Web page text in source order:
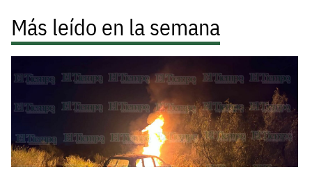
Más leído en la semana